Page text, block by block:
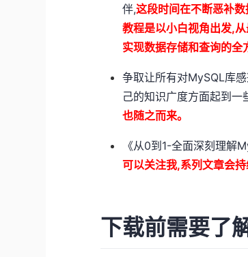
伴,这段时间在不断恶补
教程是以小白视角出发,
实现数据存储和查询的全
争取让所有对MySQL库
己的知识广度方面起到一
也随之而来。
《从0到1-全面深刻理解
可以关注我,系列文章会
下载前需要了